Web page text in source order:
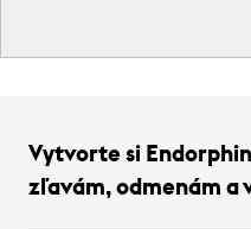
Vytvorte si
zľavám, odmenám a